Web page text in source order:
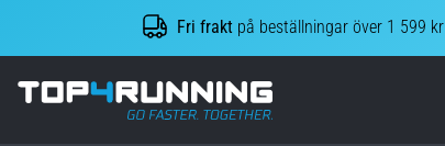
Fri frakt på beställningar över 1 599 kr
Top4Running.se